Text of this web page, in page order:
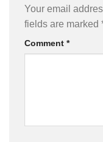
Your email
fields are marked
Comment *